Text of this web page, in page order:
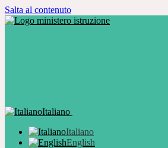
Salta al contenuto
Italiano
Italiano
English